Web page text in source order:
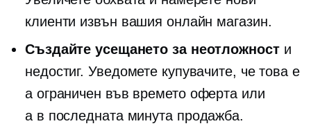
клиенти извън вашия онлайн магазин.
Създайте усещането за неотложности
недостиг. Уведомете купувачите, че това е
a ограничен във времетооферта или
а в последната минутапродажба.